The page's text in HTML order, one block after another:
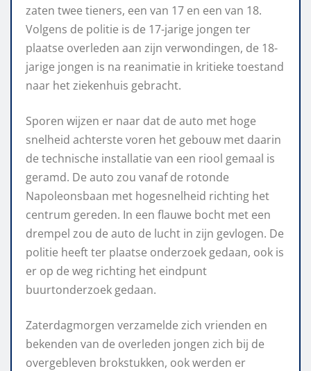
zaten twee tieners, een van 17 en een van 18.
Volgens de politie is de 17-jarige jongen ter
plaatse overleden aan zijn verwondingen, de 18-
jarige jongen is na reanimatie in kritieke toestand
naar het ziekenhuis gebracht.
Sporen wijzen er naar dat de auto met hoge
snelheid achterste voren het gebouw met daarin
de technische installatie van een riool gemaal is
geramd. De auto zou vanaf de rotonde
Napoleonsbaan met hogesnelheid richting het
centrum gereden. In een flauwe bocht met een
drempel zou de auto de lucht in zijn gevlogen. De
politie heeft ter plaatse onderzoek gedaan, ook is
er op de weg richting het eindpunt
buurtonderzoek gedaan.
Zaterdagmorgen verzamelde zich vrienden en
bekenden van de overleden jongen zich bij de
overgebleven brokstukken, ook werden er